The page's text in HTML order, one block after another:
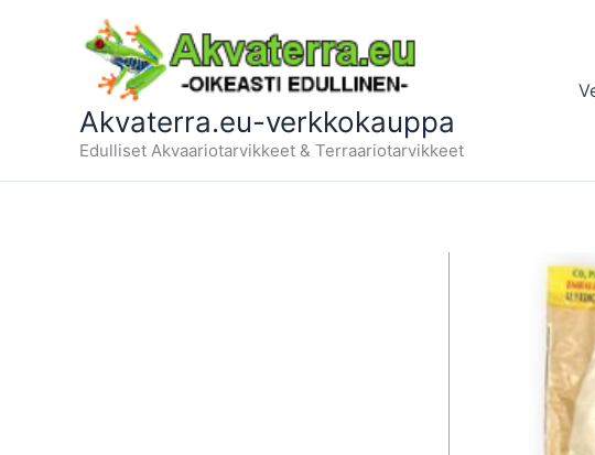
Akvaterra.eu-verkkokauppa
Edulliset Akvaariotarvikkeet & Terraariotarvikkeet